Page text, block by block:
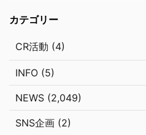
カテゴリー
CR活動 (4)
INFO (5)
NEWS (2,049)
SNS企画 (2)